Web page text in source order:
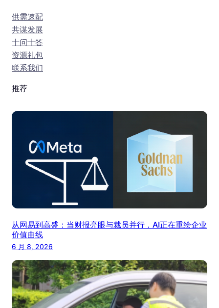
供需速配
共谋发展
十问十答
资源礼包
联系我们
推荐
从网易到高盛：当财报亮眼与裁员并行，AI正在重绘企业
价值曲线
6 月 8, 2026